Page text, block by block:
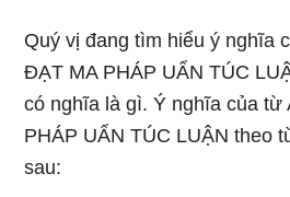
Quý vị đang tìm hiểu ý nghĩa
ĐẠT MA PHÁP UẨN TÚC
có nghĩa là gì. Ý nghĩa của từ
PHÁP UẨN TÚC LUẬN theo
sau: